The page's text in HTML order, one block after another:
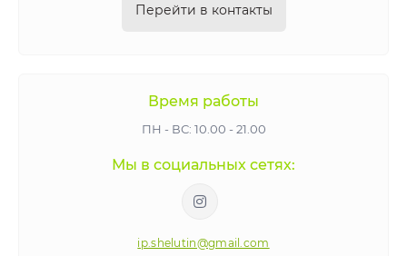
Перейти в контакты
Время работы
ПН - ВС: 10.00 - 21.00
Мы в социальных сетях:
ip.shelutin@gmail.com